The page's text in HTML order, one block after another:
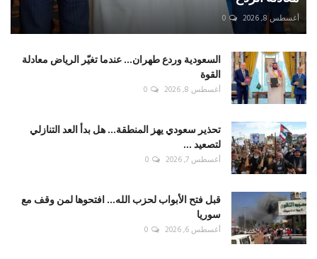
أغسطس 8, 2026 0
السعودية وردع طهران... عندما تغيّر الرياض معادلة
القوة
أغسطس 8, 2026 0
تحذير سعودي يهز المنطقة... هل بدأ العد التنازلي
لتصعيد ...
أغسطس 7, 2026 0
قبل فتح الأبواب لحزب الله... افتحوها لمن وقف مع
سوريا
أغسطس 6, 2026 0